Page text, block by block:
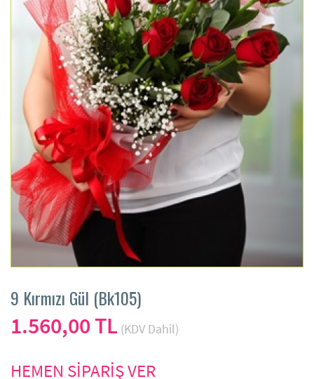
9 Kırmızı Gül (Bk105)
1.560,00 TL (KDV Dahil)
HEMEN SİPARİŞ VER